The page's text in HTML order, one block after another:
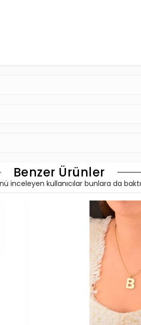
Benzer Ürünler
inceleyen kullanıcılar bunlara da baktı